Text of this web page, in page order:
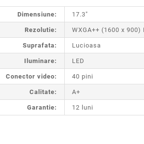
Dimensiune: 17.3"
Rezolutie: WXGA++ (1600 x 900)
Suprafata: Lucioasa
Iluminare: LED
Conector video: 40 pini
Calitate: A+
Garantie: 12 luni